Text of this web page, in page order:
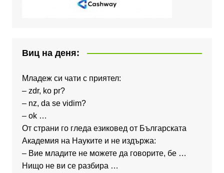
Виц на деня:
Младеж си чати с приятел:
– zdr, ko pr?
– nz, da se vidim?
– ok …
От страни го гледа езиковед от Българската
Академия на Науките и не издържа:
– Вие младите не можете да говорите, бе …
Нищо не ви се разбира …